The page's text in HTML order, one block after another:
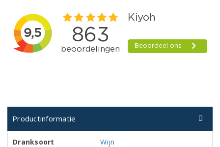
Productinformatie
Dranksoort
Wijn